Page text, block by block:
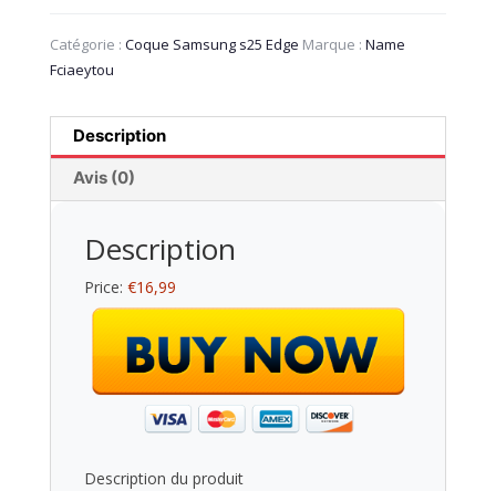
Catégorie : Coque Samsung s25 Edge Marque : Name
Fciaeytou
Description
Avis (0)
Description
Price: €16,99
Description du produit